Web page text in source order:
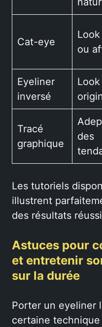
Cat-eye
ou
Eyeliner
inversé
Look
Tracé
graphique
des
Les tutoriels
illustrent
des résultats
Astuces pour
et entretenir
sur la durée
Porter un eyeliner
certaine